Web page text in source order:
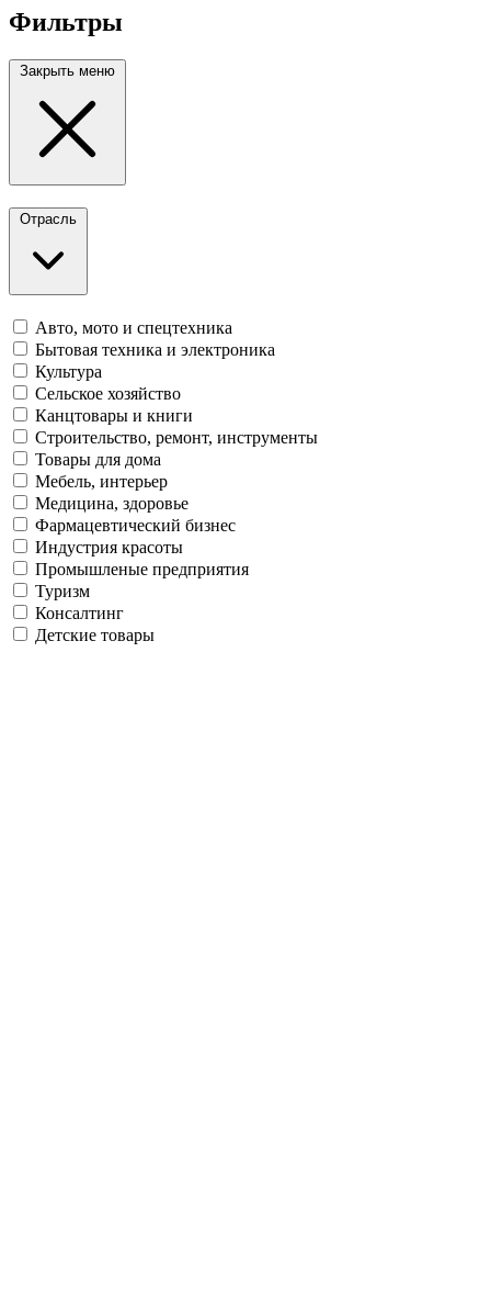
Фильтры
Закрыть меню
Отрасль
Авто, мото и спецтехника
Бытовая техника и электроника
Культура
Сельское хозяйство
Канцтовары и книги
Строительство, ремонт, инструменты
Товары для дома
Мебель, интерьер
Медицина, здоровье
Фармацевтический бизнес
Индустрия красоты
Промышленые предприятия
Туризм
Консалтинг
Детские товары